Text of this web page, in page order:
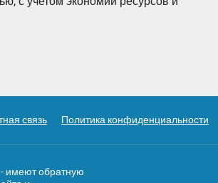
связь Политика конфиденциальности
- имеют обратную